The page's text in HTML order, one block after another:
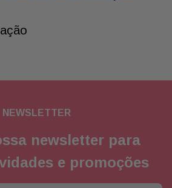
NEWSLETTER
newsletter para
e promoções